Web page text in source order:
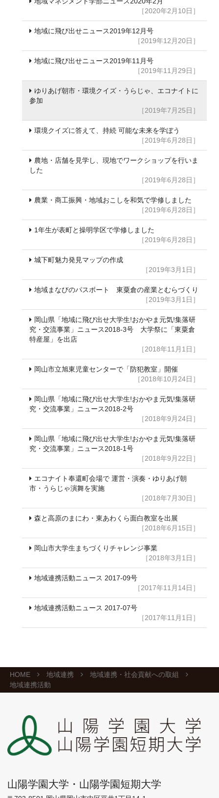
［2020年2月10日］
地域に飛び出せニュース2019年12月号
［2019年12月20日］
地域に飛び出せニュース2019年11月号
［2019年11月29日］
ゆりあげ朝市・環境クイズ・うらじゃ、エコナイトに
参加
［2019年7月25日］
環境クイズに答えて、持続 可能な未来を学ぼう
［2019年6月28日］
農地・店舗を見学し、現地でワークショップを行いま
した
［2019年6月28日］
農業・商工振興・地域おこしを和気で学修しました
［2019年6月28日］
1年生が表町と操明学区で学修しました
［2019年6月28日］
城下町魅力発見マップの作成
［2019年3月1日］
地域まなびのパスポート 東粟倉の産業とむらづくり
［2019年3月1日］
岡山県「地域に飛び出せ大学生!おかやま元気!集落研
究・交流事業」ニュース2018-3号 大学祭に「東粟倉
特産屋」を出店
［2018年11月1日］
岡山市立旭東児童センターで「防犯教室」開催
［2018年10月24日］
岡山県「地域に飛び出せ大学生!おかやま元気!集落研
究・交流事業」ニュース2018-2号
［2018年9月24日］
岡山県「地域に飛び出せ大学生!おかやま元気!集落研
究・交流事業」ニュース2018-1号
［2018年9月22日］
エコナイト奉還町会場で 運営・演奏・ゆりあげ朝
市・うらじゃ演舞を実施
［2018年7月30日］
森と高原のまにわ・東あわくら面白教室を出展
［2018年6月15日］
岡山市大学生まちづくりチャレンジ事業
［2018年3月1日］
地域連携活動ニュース 2017-09号
［2017年11月14日］
地域連携活動ニュース 2017-07号
［2017年11月1日］
HOME 地域連携
地域連携・社会貢献への取組
地域連携活動
山陽学園大学・山陽学園短期大学